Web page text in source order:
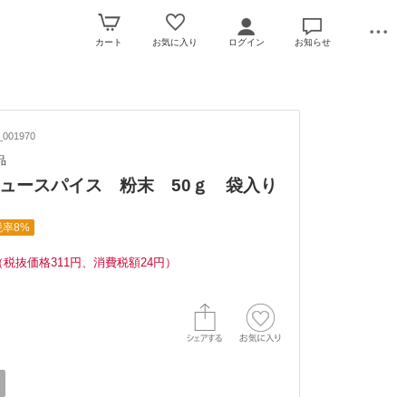
カート お気に入り ログイン お知らせ
ュースパイス 粉末 50ｇ 袋入り
率8%
税抜価格311円、消費税額24円）